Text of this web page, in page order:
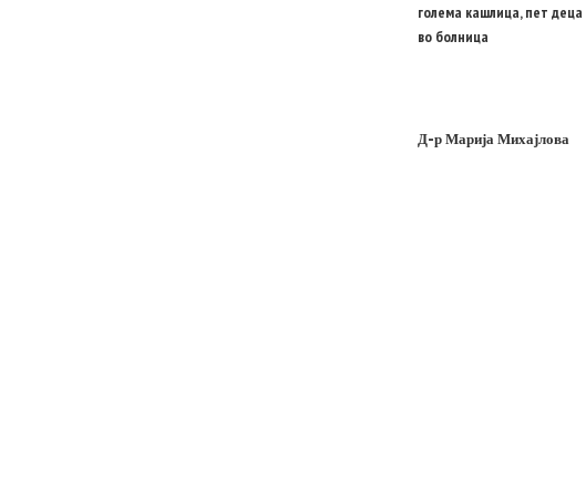
голема кашлица, пет деца
во болница
Д-р Марија Михајлова